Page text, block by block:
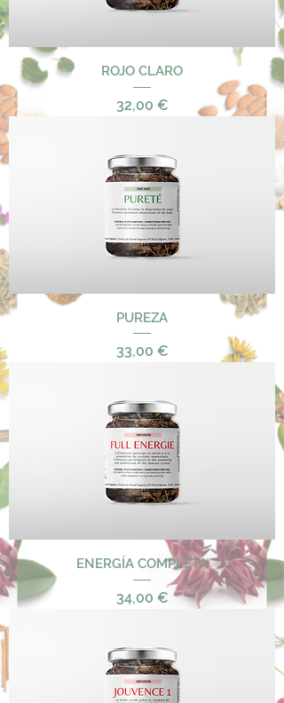
ROJO CLARO
Precio
32,00 €
PUREZA
Precio
33,00 €
ENERGÍA COMPLETA
Precio
34,00 €